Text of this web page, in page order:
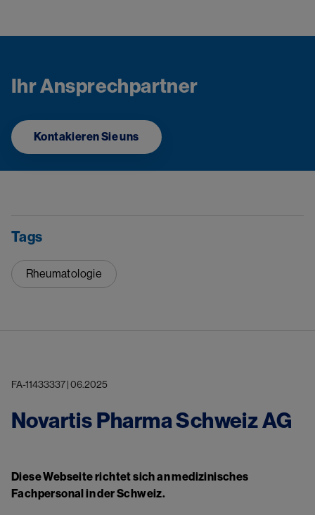
Ihr Ansprechpartner
Kontakieren Sie uns
Tags
Rheumatologie
FA-11433337 | 06.2025
Novartis Pharma Schweiz AG
Diese Webseite richtet sich an medizinisches
Fachpersonal in der Schweiz.